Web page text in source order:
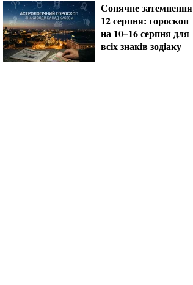
Сонячне затемнення
12 серпня: гороскоп
на 10–16 серпня для
всіх знаків зодіаку